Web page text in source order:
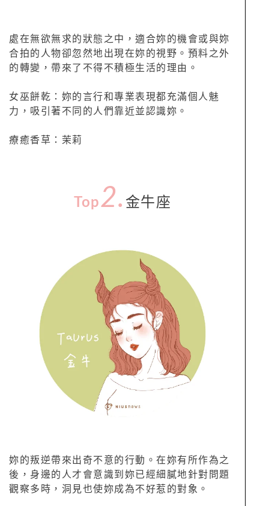
處在無欲無求的狀態之中，適合妳的機會或與妳
合拍的人物卻忽然地出現在妳的視野。預料之外
的轉變，帶來了不得不積極生活的理由。
女巫餅乾：妳的言行和專業表現都充滿個人魅
力，吸引著不同的人們靠近並認識妳。
療癒香草：茉莉
Top2. 金牛座
妳的叛逆帶來出奇不意的行動。在妳有所作為之
後，身邊的人才會意識到妳已經細膩地針對問題
觀察多時，洞見也使妳成為不好惹的對象。